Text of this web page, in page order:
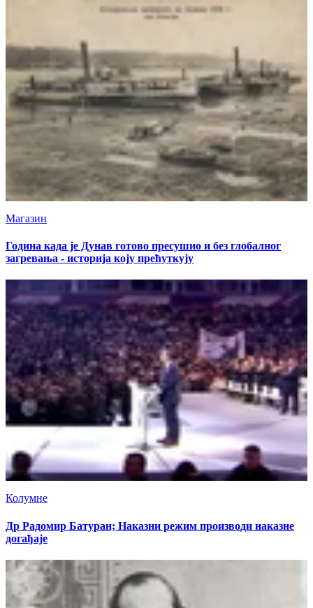
Магазин
Година када је Дунав готово пресушио и без глобалног
загревања - историја коју прећуткују
Колумне
Др Радомир Батуран; Наказни режим производи наказне
догађаје